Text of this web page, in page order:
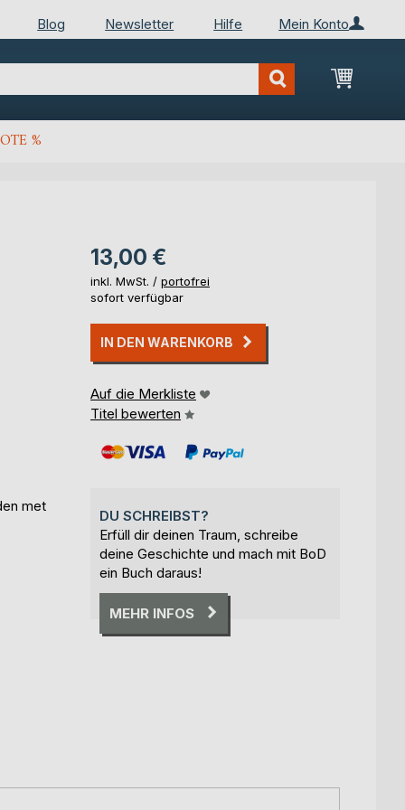
Mein Konto
Blog Newsletter Hilfe
Mein
%
met
13,00 €
inkl. MwSt. / portofrei
sofort verfügbar
IN DEN WARENKORB
Auf die Merkliste
Titel bewerten
DU SCHREIBST?
Erfüll dir deinen Traum, schreibe
deine Geschichte und mach mit BoD
ein Buch daraus!
MEHR INFOS